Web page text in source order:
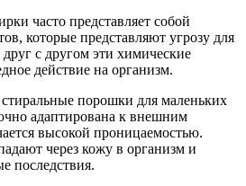
часто представляет собой
которые представляют угрозу для
с другом эти химические
действие на организм.
порошки для маленьких
адаптирована к внешним
высокой проницаемостью.
через кожу в организм и
последствия.